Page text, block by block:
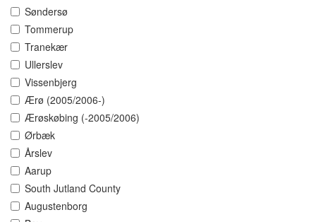
Søndersø
Tommerup
Tranekær
Ullerslev
Vissenbjerg
Ærø (2005/2006-)
Ærøskøbing (-2005/2006)
Ørbæk
Årslev
Aarup
South Jutland County
Augustenborg